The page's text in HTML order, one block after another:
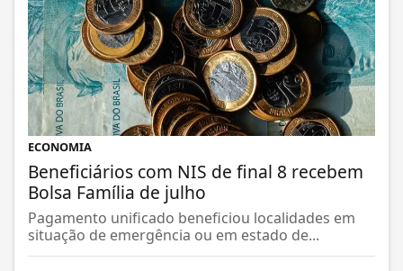
ECONOMIA
Beneficiários com NIS de final 8 recebem
Bolsa Família de julho
Pagamento unificado beneficiou localidades em
situação de emergência ou em estado de...